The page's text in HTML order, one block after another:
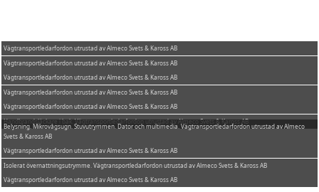
Vägtransportledarfordon utrustad av Almeco Svets & Kaross AB
Vägtransportledarfordon utrustad av Almeco Svets & Kaross AB
Vägtransportledarfordon utrustad av Almeco Svets & Kaross AB
Vägtransportledarfordon utrustad av Almeco Svets & Kaross AB
Vägtransportledarfordon utrustad av Almeco Svets & Kaross AB
Handbrandsläckare i bak. Vägtransportledarfordon utrustad av Almeco Svets & Kaross AB
Belysning. Mikrovågsugn. Stuvutrymmen. Dator och multimedia. Vägtransportledarfordon utrustad av Almeco
Svets & Kaross AB
Vägtransportledarfordon utrustad av Almeco Svets & Kaross AB
Isolerat övernattningsutrymme. Vägtransportledarfordon utrustad av Almeco Svets & Kaross AB
Vägtransportledarfordon utrustad av Almeco Svets & Kaross AB